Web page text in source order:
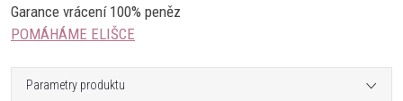
Garance vrácení 100% peněz
POMÁHÁME ELIŠCE
Parametry produktu